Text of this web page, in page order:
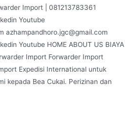
Import | 081213783361
Youtube
azhampandhoro.jgc@gmail.com
Youtube HOME ABOUT US BIAYA
Import Forwarder Import
Expedisi International untuk
kepada Bea Cukai. Perizinan dan